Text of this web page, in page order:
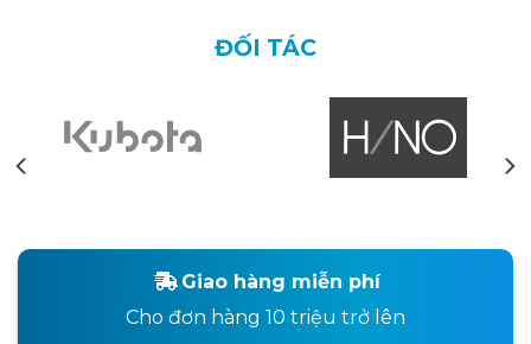
ĐỐI TÁC
Giao hàng miễn phí
Cho đơn hàng 10 triệu trở lên